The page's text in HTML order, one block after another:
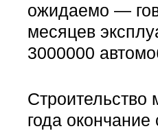
ожидаемо —
месяцев
3000000
Строительство
года